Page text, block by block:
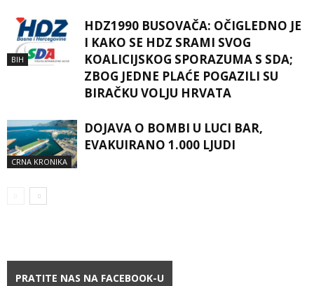
BIH
HDZ1990 BUSOVAČA: OČIGLEDNO JE
I KAKO SE HDZ SRAMI SVOG
KOALICIJSKOG SPORAZUMA S SDA;
ZBOG JEDNE PLAĆE POGAZILI SU
BIRAČKU VOLJU HRVATA
CRNA KRONIKA
DOJAVA O BOMBI U LUCI BAR,
EVAKUIRANO 1.000 LJUDI
PRATITE NAS NA FACEBOOK-U